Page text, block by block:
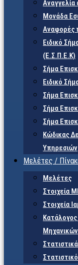
Μονάδα
Αναφορές
Ειδικό
(Ε.Σ.Π.Ε.Κ)
Σήμα
Ειδικό
Σήμα
Σήμα
Σήμα
Κώδικας
Υπηρεσιών
Μελέτες /
Μελέτες
Στοιχεία
Στοιχεία
Μηχανικών